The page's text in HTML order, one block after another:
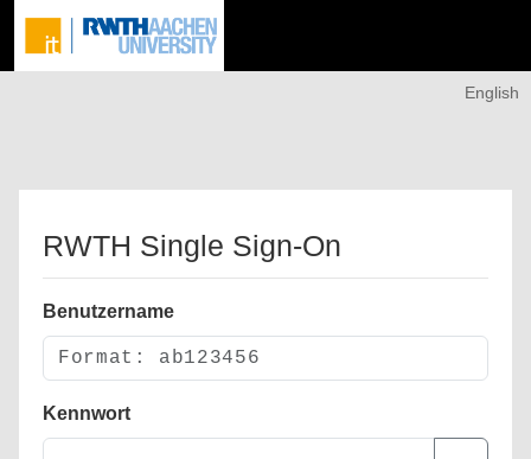
English
RWTH Single Sign-On
Benutzername
Kennwort